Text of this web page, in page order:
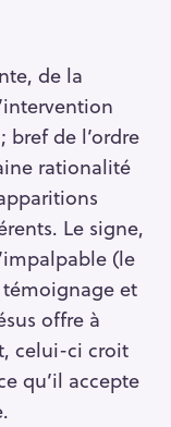
de la
bref de l’ordre
rationalité
Le signe,
(le
et
offre à
celui-ci croit
qu’il accepte